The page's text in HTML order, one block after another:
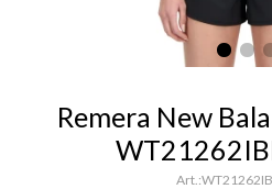
Remera New